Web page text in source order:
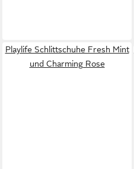
Playlife Schlittschuhe Fresh Mint
und Charming Rose